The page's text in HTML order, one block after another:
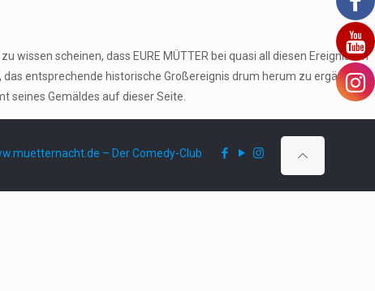
scheinen, dass EURE MÜTTER bei quasi all diesen Ereignissen
entsprechende historische Großereignis drum herum zu ergänzen
seines Gemäldes auf dieser Seite.
– Der Comedy-Club